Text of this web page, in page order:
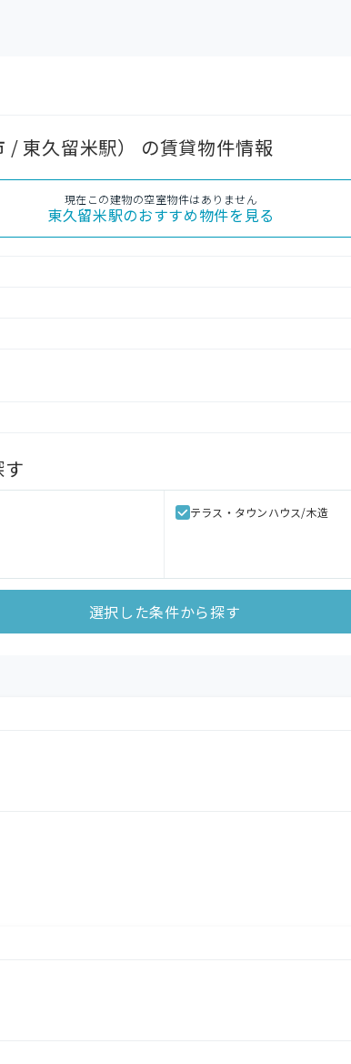
/ 東久留米駅） の賃貸物件情報
現在この建物の空室物件はありません
東久留米駅のおすすめ物件を見る
テラス・タウンハウス/木造
選択した条件から探す